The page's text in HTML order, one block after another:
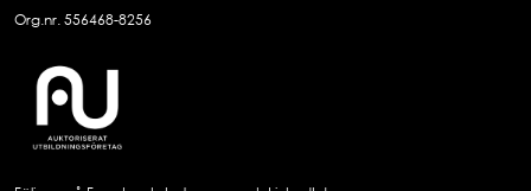
Org.nr. 556468-8256